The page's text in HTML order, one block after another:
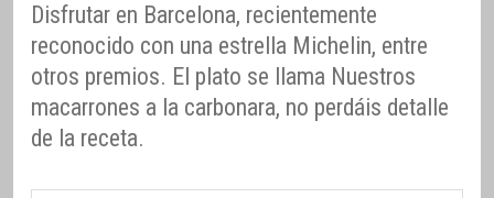
Disfrutar en Barcelona, recientemente
reconocido con una estrella Michelin, entre
otros premios. El plato se llama Nuestros
macarrones a la carbonara, no perdáis detalle
de la receta.